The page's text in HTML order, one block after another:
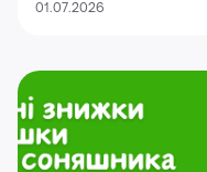
01.07.2026